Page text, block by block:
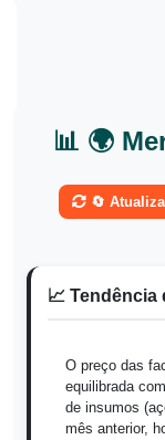
📊 🌍
🔄
📈 Tendência
O preço das
equilibrada
de insumos
mês anterior,